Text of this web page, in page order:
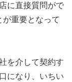
に直接質問がで
が重要となって
を介して契約す
になり、いちい